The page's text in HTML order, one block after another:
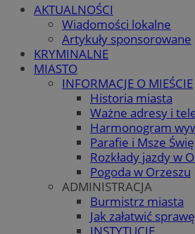
AKTUALNOŚCI
Wiadomości lokalne
Artykuły sponsorowane
KRYMINALNE
MIASTO
INFORMACJE O MIEŚCIE
Historia miasta
Ważne adresy i
Harmonogram
Parafie i Msze
Rozkłady jazdy w
Pogoda w Orzeszu
ADMINISTRACJA
Burmistrz miasta
Jak załatwić